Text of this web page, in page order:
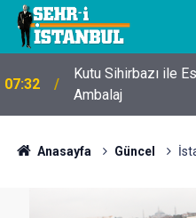
07:32
Kutu Sihirbazı ile
Ambalaj
Anasayfa Güncel